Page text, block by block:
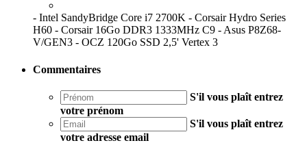
- Intel SandyBridge Core i7 2700K - Corsair Hydro Series
H60 - Corsair 16Go DDR3 1333MHz C9 - Asus P8Z68-
V/GEN3 - OCZ 120Go SSD 2,5' Vertex 3
Commentaires
S'il vous plaît entrez
votre prénom
S'il vous plaît entrez
votre adresse email